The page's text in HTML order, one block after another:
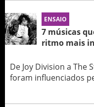
ENSAIO
7 músicas
ritmo mais
De Joy Division a The
foram influenciados